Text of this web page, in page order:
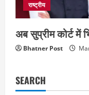
राष्ट्रीय
अब सुप्रीम कोर्ट में
Bhatner Post
SEARCH